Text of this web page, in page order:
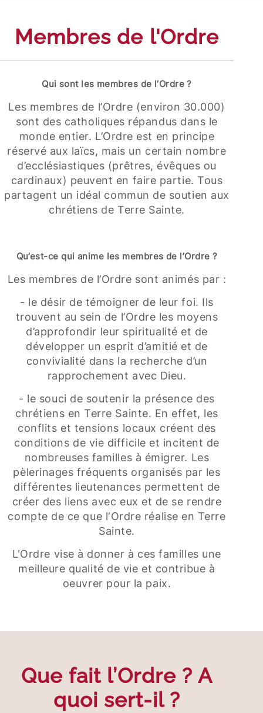
Membres de l'Ordre
Qui sont les membres de l’Ordre ?
Les membres de l’Ordre (environ 30.000)
sont des catholiques répandus dans le
monde entier. L’Ordre est en principe
réservé aux laïcs, mais un certain nombre
d’ecclésiastiques (prêtres, évêques ou
cardinaux) peuvent en faire partie. Tous
partagent un idéal commun de soutien aux
chrétiens de Terre Sainte.
Qu’est-ce qui anime les membres de l’Ordre ?
Les membres de l’Ordre sont animés par :
- le désir de témoigner de leur foi. Ils
trouvent au sein de l’Ordre les moyens
d’approfondir leur spiritualité et de
développer un esprit d’amitié et de
convivialité dans la recherche d’un
rapprochement avec Dieu.
- le souci de soutenir la présence des
chrétiens en Terre Sainte. En effet, les
conflits et tensions locaux créent des
conditions de vie difficile et incitent de
nombreuses familles à émigrer. Les
pèlerinages fréquents organisés par les
différentes lieutenances permettent de
créer des liens avec eux et de se rendre
compte de ce que l‘Ordre réalise en Terre
Sainte.
L'Ordre vise à donner à ces familles une
meilleure qualité de vie et contribue à
oeuvrer pour la paix.
Que fait l’Ordre ? A
quoi sert-il ?